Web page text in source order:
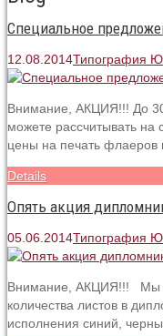
Специальное
12.08.2014Типография
Внимание, АКЦИЯ!!! До 30
можете рассчитывать
цены на печать флаеров
Details
Опять акция
05.06.2014Типография
Внимание, АКЦИЯ!!! Мы
количества листов в
исполнения синий,